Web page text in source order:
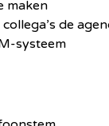
maken
de
systeem